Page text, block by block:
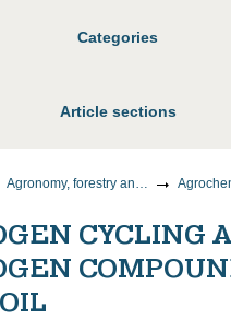
Categories
Article sections
Agronomy, forestry and water management
CYCLING